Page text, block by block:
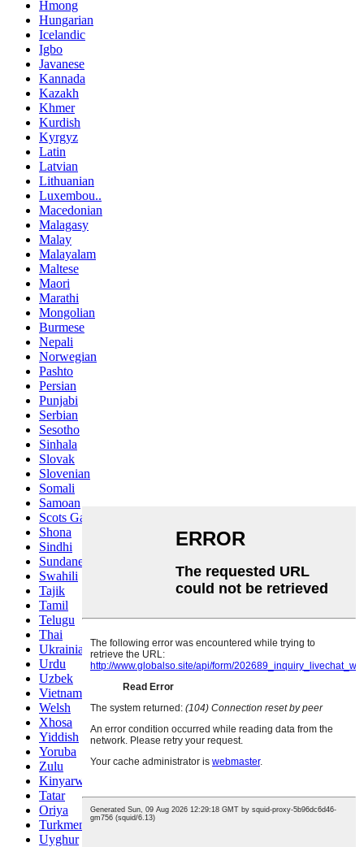
Hmong
Hungarian
Icelandic
Igbo
Javanese
Kannada
Kazakh
Khmer
Kurdish
Kyrgyz
Latin
Latvian
Lithuanian
Luxembou..
Macedonian
Malagasy
Malay
Malayalam
Maltese
Maori
Marathi
Mongolian
Burmese
Nepali
Norwegian
Pashto
Persian
Punjabi
Serbian
Sesotho
Sinhala
Slovak
Slovenian
Somali
Samoan
Scots Gaelic
Shona
Sindhi
Sundanese
Swahili
Tajik
Tamil
Telugu
Thai
Ukrainian
Urdu
Uzbek
Vietnamese
Welsh
Xhosa
Yiddish
Yoruba
Zulu
Kinyarwanda
Tatar
Oriya
Turkmen
Uyghur